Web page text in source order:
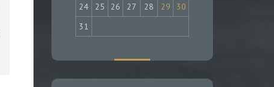
24
25 26 27 28 29
30
31